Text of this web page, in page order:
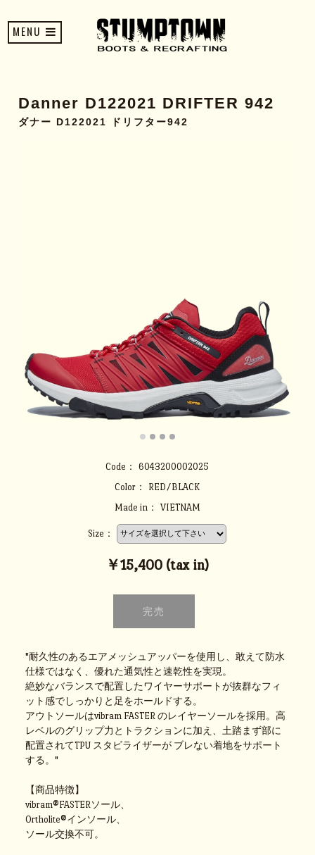
MENU
Danner D122021 DRIFTER 942
ダナー D122021 ドリフター942
Code：
6043200002025
Color：
RED/BLACK
Made in：
VIETNAM
Size：
￥15,400 (tax in)
"耐久性のあるエアメッシュアッパーを使用し、敢えて防水
仕様ではなく、優れた通気性と速乾性を実現。
絶妙なバランスで配置したワイヤーサポートが抜群なフィ
ット感でしっかりと足をホールドする。
アウトソールはvibram FASTER のレイヤーソールを採用。高
レベルのグリップ力とトラクションに加え、土踏まず部に
配置されてTPU スタビライザーが ブレない着地をサポート
する。"
【商品特徴】
vibram®FASTERソール、
Ortholite®インソール、
ソール交換不可。